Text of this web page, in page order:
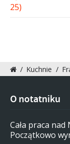
/ Kuchnie /
O notatniku
Cała praca
Początkowo